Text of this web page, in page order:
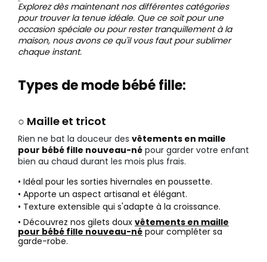
Explorez dès maintenant nos différentes catégories
pour trouver la tenue idéale. Que ce soit pour une
occasion spéciale ou pour rester tranquillement à la
maison, nous avons ce qu'il vous faut pour sublimer
chaque instant.
Types de mode bébé fille:
○ Maille et tricot
Rien ne bat la douceur des vêtements en maille
pour bébé fille nouveau-né pour garder votre enfant
bien au chaud durant les mois plus frais.
• Idéal pour les sorties hivernales en poussette.
• Apporte un aspect artisanal et élégant.
• Texture extensible qui s'adapte à la croissance.
• Découvrez nos gilets doux vêtements en maille
pour bébé fille nouveau-né pour compléter sa
garde-robe.